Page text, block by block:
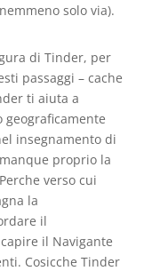
solo via).
di Tinder, per
passaggi – cache
ti aiuta a
geograficamente
insegnamento di
proprio la
verso cui
la
il
il Navigante
Cosicche Tinder